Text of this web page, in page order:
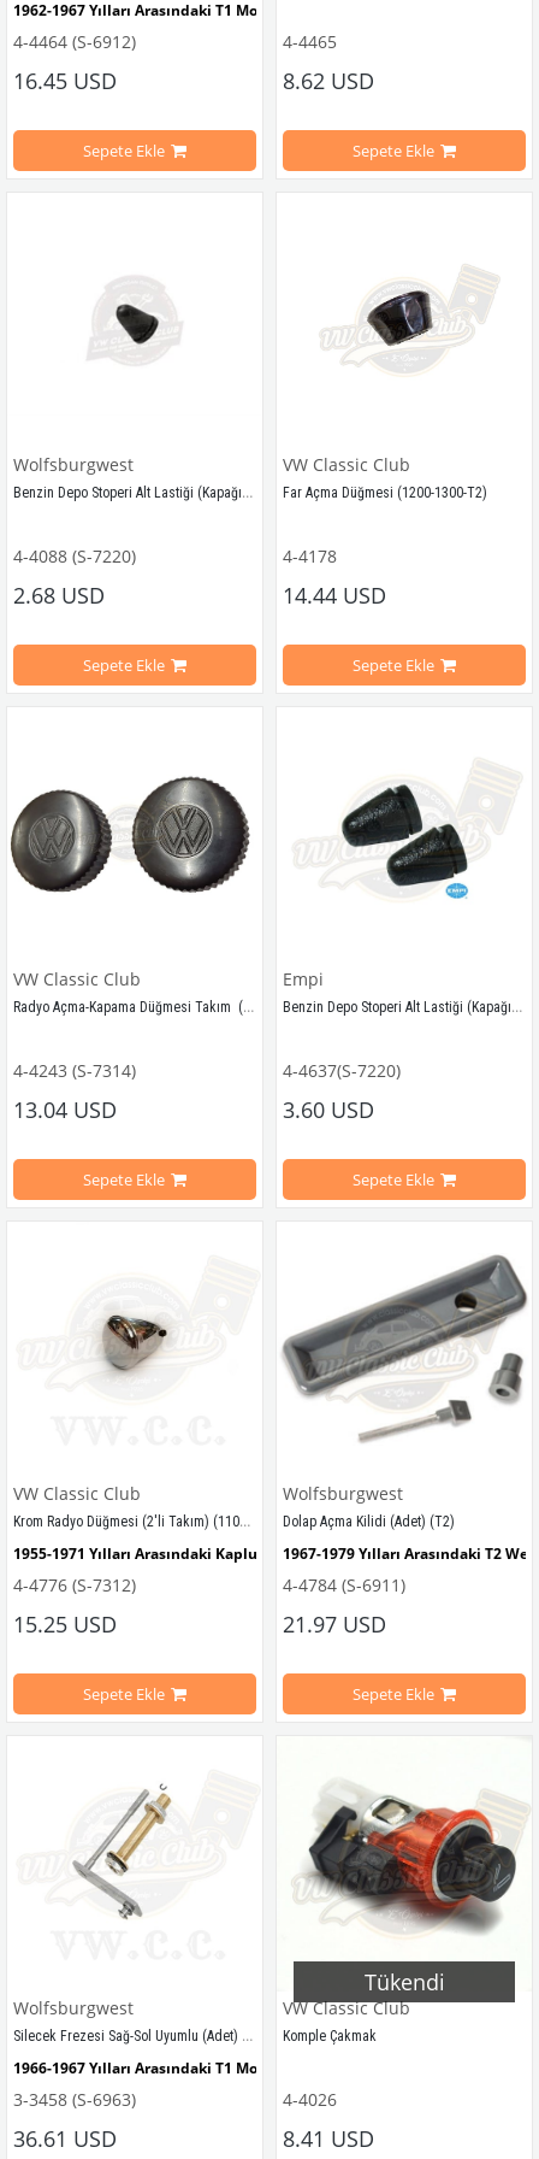
1962-1967 Yılları Arasındaki T1 Modelleri İle Uyumludur
1968-1979 Yılları Arasındaki T2 Modelleri İle Uyumludur
T2 A ve T2 B Kasa İle Uyumludur
4-4464 (S-6912)
16.45 USD
Sepete Ekle
1972 - 1979 Yılları Arasındaki
4-4465
8.62 USD
Sepete Ekle
Wolfsburgwest
Benzin Depo Stoperi Alt Lastiği (Kapağı) Adet
1955-1979 Arası VW Kaplumbağa Modelleri İle Uyumludur
1962-1974 Arası VW Type 3 Modelleriyle Uyumludur
VWCC Parça No : 4-4088   OEM Parça No : 111857145
4-4088 (S-7220)
2.68 USD
Sepete Ekle
VW Classic Club
Far Açma Düğmesi (1200-1300-T2)
1967-1968 Yılları Arasındaki
VWCC Parça No : 4-4178 OEM
4-4178
14.44 USD
Sepete Ekle
VW Classic Club
Radyo Açma-Kapama Düğmesi Takım  (1300-1302-1303-T1-T2-Karmann-Variant)
VWCC Parça No : 4-4243 OEM Parça No : 111035371
4-4243 (S-7314)
13.04 USD
Sepete Ekle
Empi
Benzin Depo Stoperi Alt Lastiği (Kapağı) Takım
Tüm Modeller ile Uyumludur
4-4637(S-7220)
3.60 USD
Sepete Ekle
VW Classic Club
Krom Radyo Düğmesi (2'li Takım) (1100-1200)
1955-1971 Yılları Arasındaki Kaplumbağa Modelleri ile Uyumludur
1950-1967 Yılları Arasındaki T1 Minibüs Modelleri ile Uyumludur
1968-1979 Yılları Arasındaki T2 A/B Minibüs Modelleri ile Uyumludur
1950-1979 Yılları Arasındaki Variant Modelleri ile Uyumludur
VWCC Parça No: 4-4776   OEM Parça No: 133941544
4-4776 (S-7312)
15.25 USD
Sepete Ekle
Wolfsburgwest
Dolap Açma Kilidi (Adet) (T2)
1967-1979 Yılları Arasındaki T2
VWCC Parça No : 4-4784 OEM Parça
4-4784 (S-6911)
21.97 USD
Sepete Ekle
Wolfsburgwest
Silecek Frezesi Sağ-Sol Uyumlu (Adet) (T1)
1966-1967 Yılları Arasındaki T1 Modelleri İle Uyumludur
Sağ Veya Sol Olarak Kullanabilirsiniz
3-3458 (S-6963)
36.61 USD
Tükendi
VW Classic Club
Komple Çakmak
1955-1979 Yılları Arasındaki
4-4026
8.41 USD